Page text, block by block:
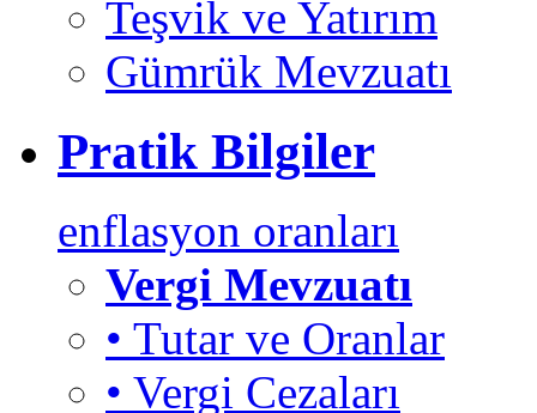
Teşvik ve Yatırım
Gümrük Mevzuatı
Pratik Bilgiler
enflasyon oranları
Vergi Mevzuatı
• Tutar ve Oranlar
• Vergi Cezaları